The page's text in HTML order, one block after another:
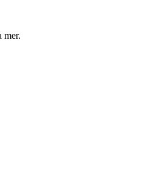
mer.